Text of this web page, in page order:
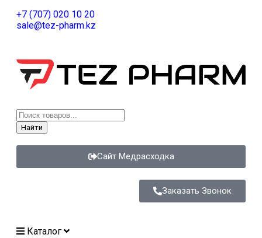
+7 (707) 020 10 20
sale@tez-pharm.kz
Найти
Сайт Медрасходка
Заказать Звонок
Каталог